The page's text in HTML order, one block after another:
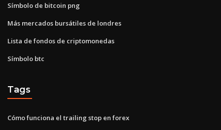
Símbolo de bitcoin png
Más mercados bursátiles de londres
Lista de fondos de criptomonedas
Símbolo btc
Tags
Cómo funciona el trailing stop en forex